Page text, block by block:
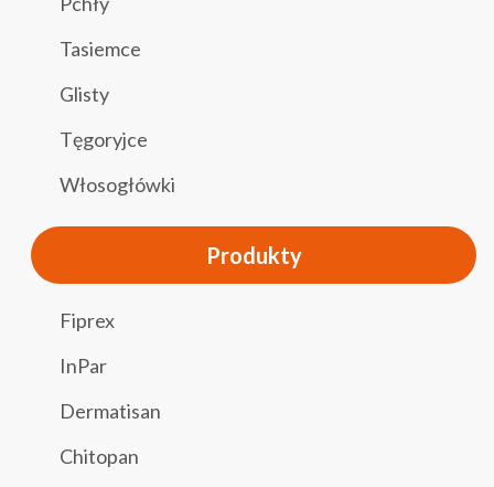
Tasiemce
Glisty
Tęgoryjce
Włosogłówki
Produkty
Fiprex
InPar
Dermatisan
Chitopan